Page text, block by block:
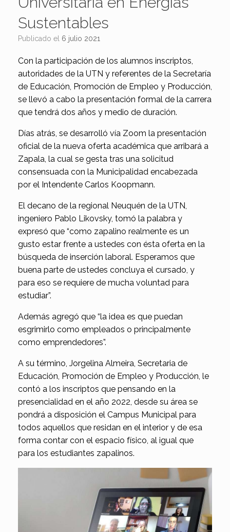
Sustentables
Publicado el 6 julio 2021
Con la participación de los alumnos inscriptos,
autoridades de la UTN y referentes de la Secretaría
de Educación, Promoción de Empleo y Producción,
se llevó a cabo la presentación formal de la carrera
que tendrá dos años y medio de duración.
Días atrás, se desarrolló vía Zoom la presentación
oficial de la nueva oferta académica que arribará a
Zapala, la cual se gesta tras una solicitud
consensuada con la Municipalidad encabezada
por el Intendente Carlos Koopmann.
El decano de la regional Neuquén de la UTN,
ingeniero Pablo Likovsky, tomó la palabra y
expresó que “como zapalino realmente es un
gusto estar frente a ustedes con ésta oferta en la
búsqueda de inserción laboral. Esperamos que
buena parte de ustedes concluya el cursado, y
para eso se requiere de mucha voluntad para
estudiar”.
Además agregó que “la idea es que puedan
esgrimirlo como empleados o principalmente
como emprendedores”.
A su término, Jorgelina Almeira, Secretaria de
Educación, Promoción de Empleo y Producción, le
contó a los inscriptos que pensando en la
presencialidad en el año 2022, desde su área se
pondrá a disposición el Campus Municipal para
todos aquellos que residan en el interior y de esa
forma contar con el espacio físico, al igual que
para los estudiantes zapalinos.